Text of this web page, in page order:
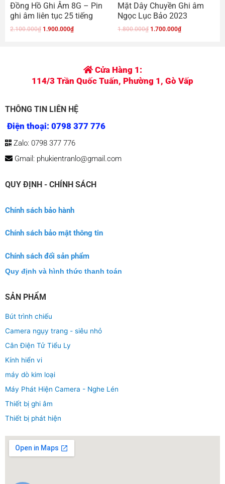
Được
xếp
hạng
0
5
sao
Đồng Hồ Ghi Âm 8G – Pin
ghi âm liên tục 25 tiếng
2.100.000₫ 1.900.000₫
Được
xếp
hạng
0
5
sao
Mặt Dây Chuyền Ghi âm
Ngọc Lục Bảo 2023
1.800.000₫ 1.700.000₫
Cửa Hàng 1:
114/3 Trần Quốc Tuấn, Phường 1, Gò Vấp
THÔNG TIN LIÊN HỆ
Điện thoại: 0798 377 776
Zalo: 0798 377 776
Gmail: phukientranlo@gmail.com
QUY ĐỊNH - CHÍNH SÁCH
Chính sách bảo hành
Chính sách bảo mật thông tin
Chính sách đổi sản phẩm
Quy định và hình thức thanh toán
SẢN PHẨM
Bút trình chiếu
Camera ngụy trang - siêu nhỏ
Cân Điện Tử Tiểu Ly
Kính hiển vi
máy dò kim loại
Máy Phát Hiện Camera - Nghe Lén
Thiết bị ghi âm
Thiết bị phát hiện